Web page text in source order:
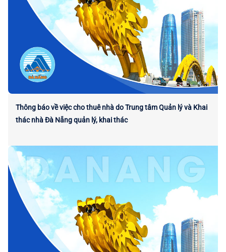
Thông báo về việc cho thuê nhà do Trung tâm Quản lý và Khai
thác nhà Đà Nẵng quản lý, khai thác